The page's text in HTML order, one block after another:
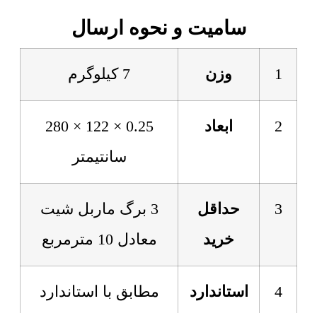
سامیت و نحوه ارسال
1 وزن 7 کیلوگرم
2 ابعاد
0.25 × 122 × 280
سانتیمتر
3
حداقل
خرید
3 برگ ماربل شیت
معادل 10 مترمربع
4 استاندارد
مطابق با استاندارد